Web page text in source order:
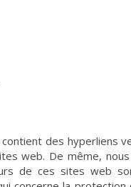
contient des
web. De même,
de ces sites web